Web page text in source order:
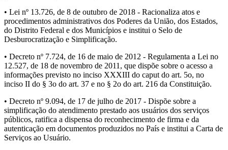
• Lei nº 13.726, de 8 de outubro de 2018 - Racionaliza atos e
procedimentos administrativos dos Poderes da União, dos Estados,
do Distrito Federal e dos Municípios e institui o Selo de
Desburocratização e Simplificação.
• Decreto nº 7.724, de 16 de maio de 2012 - Regulamenta a Lei no
12.527, de 18 de novembro de 2011, que dispõe sobre o acesso a
informações previsto no inciso XXXIII do caput do art. 5o, no
inciso II do § 3o do art. 37 e no § 2o do art. 216 da Constituição.
• Decreto nº 9.094, de 17 de julho de 2017 - Dispõe sobre a
simplificação do atendimento prestado aos usuários dos serviços
públicos, ratifica a dispensa do reconhecimento de firma e da
autenticação em documentos produzidos no País e institui a Carta de
Serviços ao Usuário.